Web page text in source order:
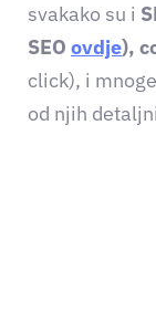
svakako su i
SEO ovdje),
click), i
od njih